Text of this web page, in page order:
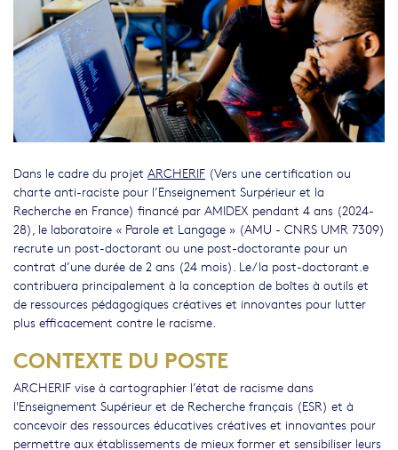
Dans le cadre du projet ARCHERIF (Vers une certification ou
charte anti-raciste pour l’Enseignement Surpérieur et la
Recherche en France) financé par AMIDEX pendant 4 ans (2024-
28), le laboratoire « Parole et Langage » (AMU - CNRS UMR 7309)
recrute un post-doctorant ou une post-doctorante pour un
contrat d’une durée de 2 ans (24 mois). Le/la post-doctorant.e
contribuera principalement à la conception de boîtes à outils et
de ressources pédagogiques créatives et innovantes pour lutter
plus efficacement contre le racisme.
CONTEXTE DU POSTE
ARCHERIF vise à cartographier l’état de racisme dans
l'Enseignement Supérieur et de Recherche français (ESR) et à
concevoir des ressources éducatives créatives et innovantes pour
permettre aux établissements de mieux former et sensibiliser leurs